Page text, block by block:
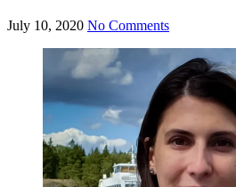
July 10, 2020 No Comments